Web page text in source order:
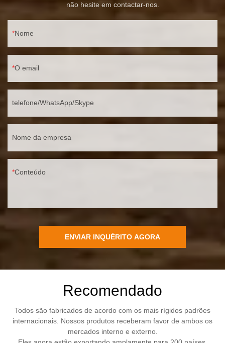
não hesite em contactar-nos.
Nome
O email
telefone/WhatsApp/Skype
Nome da empresa
Conteúdo
ENVIAR INQUÉRITO AGORA
Recomendado
Todos são fabricados de acordo com os mais rígidos padrões
internacionais. Nossos produtos receberam favor de ambos os
mercados interno e externo.